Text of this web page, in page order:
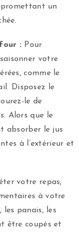
promettant un
: Pour
votre
comme le
Disposez le
le de
Alors que le
absorber le jus
à l’extérieur et
votre repas,
à votre
les panais, les
être coupés et